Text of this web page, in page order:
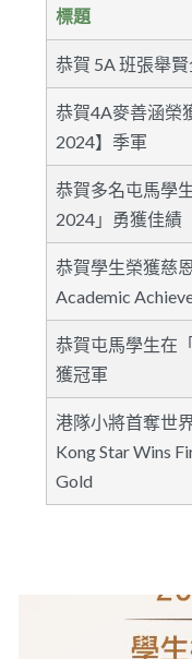
標題
恭賀 5A 班張舉
恭賀4A麥善涵榮
2024】季軍
恭賀多名屯馬學
2024」勇獲佳績
恭賀學生榮獲慈
Academic
恭賀屯馬學生在
獲冠軍
港隊小將首奪世
Kong Star Wins
Gold